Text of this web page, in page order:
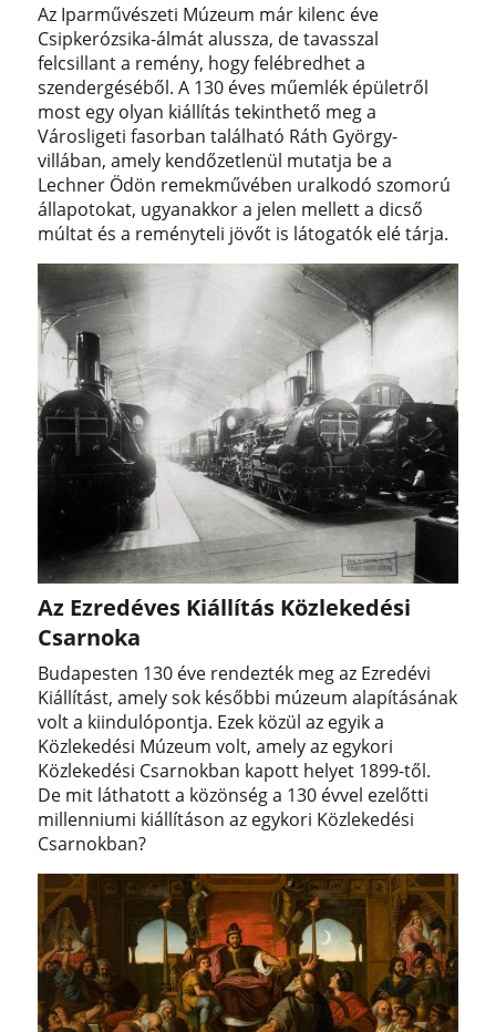
Az Iparművészeti Múzeum már kilenc éve
Csipkerózsika-álmát alussza, de tavasszal
felcsillant a remény, hogy felébredhet a
szendergéséből. A 130 éves műemlék épületről
most egy olyan kiállítás tekinthető meg a
Városligeti fasorban található Ráth György-
villában, amely kendőzetlenül mutatja be a
Lechner Ödön remekművében uralkodó szomorú
állapotokat, ugyanakkor a jelen mellett a dicső
múltat és a reményteli jövőt is látogatók elé tárja.
Az Ezredéves Kiállítás Közlekedési
Csarnoka
Budapesten 130 éve rendezték meg az Ezredévi
Kiállítást, amely sok későbbi múzeum alapításának
volt a kiindulópontja. Ezek közül az egyik a
Közlekedési Múzeum volt, amely az egykori
Közlekedési Csarnokban kapott helyet 1899-től.
De mit láthatott a közönség a 130 évvel ezelőtti
millenniumi kiállításon az egykori Közlekedési
Csarnokban?